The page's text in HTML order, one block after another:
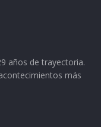
años de trayectoria.
más